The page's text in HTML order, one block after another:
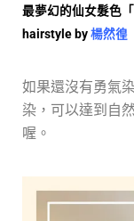
最夢幻的仙女髮色
hairstyle by楊然徨
如果還沒有勇氣
染，可以達到自
喔。